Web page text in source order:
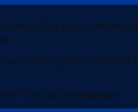
trắng KT5 giá bán lẻ, bán sỉ rẻ
loại khẩu trang uy tín, chất lượng,
ĐẸP cùng Bảo hiểm Manulife